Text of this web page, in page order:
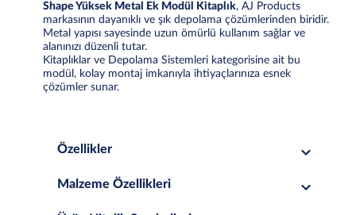
Shape Yüksek Metal Ek Modül Kitaplık, AJ Products
markasının dayanıklı ve şık depolama çözümlerinden biridir.
Metal yapısı sayesinde uzun ömürlü kullanım sağlar ve
alanınızı düzenli tutar.
Kitaplıklar ve Depolama Sistemleri kategorisine ait bu
modül, kolay montaj imkanıyla ihtiyaçlarınıza esnek
çözümler sunar.
Özellikler
Malzeme Özellikleri